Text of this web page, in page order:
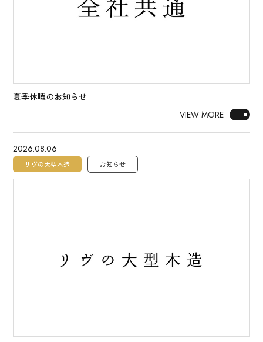
夏季休暇のお知らせ
VIEW MORE
2026.08.06
リヴの大型木造 お知らせ